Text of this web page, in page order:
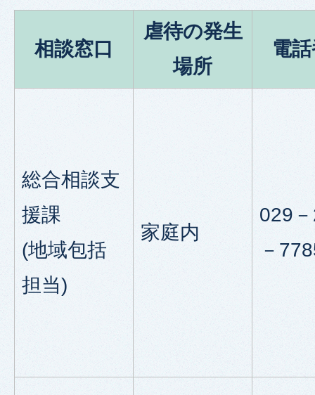
相談窓口
虐待の発生
場所
電
総合相談支
援課
(地域包括
担当)
家庭内
029
－